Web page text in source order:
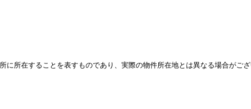
所在することを表すものであり、実際の物件所在地とは異なる場合がござ